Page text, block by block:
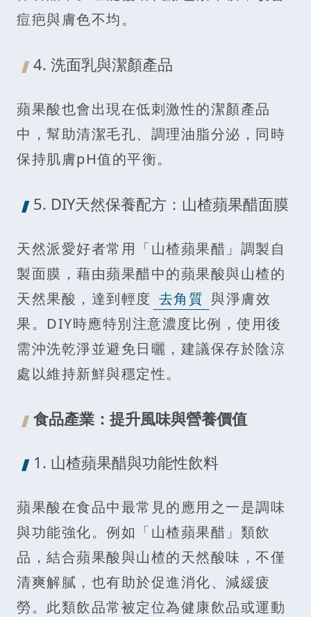
痘疤與膚色不均。
4. 洗面乳與潔顏產品
蘋果酸也會出現在低刺激性的潔顏產品
中，幫助清潔毛孔、調理油脂分泌，同時
保持肌膚pH值的平衡。
5. DIY天然保養配方：山楂蘋果醋面膜
天然派愛好者常用「山楂蘋果醋」調製自
製面膜，藉由蘋果醋中的蘋果酸與山楂的
天然果酸，達到輕度 去角質 與淨膚效
果。DIY時應特別注意濃度比例，使用後
需沖洗乾淨並避免日曬，建議保存於陰涼
處以維持新鮮與穩定性。
食品產業：提升風味與營養價值
1. 山楂蘋果醋與功能性飲料
蘋果酸在食品中最常見的應用之一是調味
與功能強化。例如「山楂蘋果醋」類飲
品，結合蘋果酸與山楂的天然酸味，不僅
清爽解膩，也有助於促進消化、減緩疲
勞。此類飲品常被定位為健康飲品或運動